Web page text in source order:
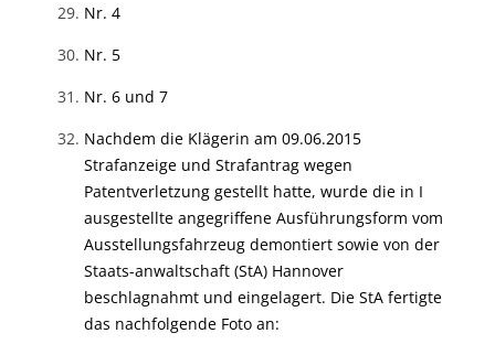
Nr. 4
Nr. 5
Nr. 6 und 7
Nachdem die Klägerin am 09.06.2015
Strafanzeige und Strafantrag wegen
Patentverletzung gestellt hatte, wurde die in I
ausgestellte angegriffene Ausführungsform vom
Ausstellungsfahrzeug demontiert sowie von der
Staats-anwaltschaft (StA) Hannover
beschlagnahmt und eingelagert. Die StA fertigte
das nachfolgende Foto an: